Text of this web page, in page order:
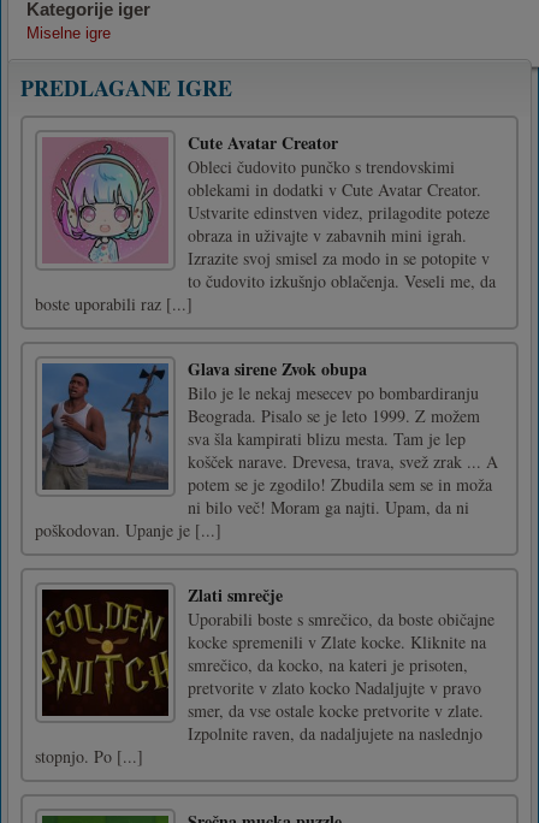
Kategorije iger
Miselne igre
PREDLAGANE IGRE
Cute Avatar Creator
Obleci čudovito punčko s trendovskimi
oblekami in dodatki v Cute Avatar Creator.
Ustvarite edinstven videz, prilagodite poteze
obraza in uživajte v zabavnih mini igrah.
Izrazite svoj smisel za modo in se potopite v
to čudovito izkušnjo oblačenja. Veseli me, da
boste uporabili raz [...]
Glava sirene Zvok obupa
Bilo je le nekaj mesecev po bombardiranju
Beograda. Pisalo se je leto 1999. Z možem
sva šla kampirati blizu mesta. Tam je lep
košček narave. Drevesa, trava, svež zrak ... A
potem se je zgodilo! Zbudila sem se in moža
ni bilo več! Moram ga najti. Upam, da ni
poškodovan. Upanje je [...]
Zlati smrečje
Uporabili boste s smrečico, da boste običajne
kocke spremenili v Zlate kocke. Kliknite na
smrečico, da kocko, na kateri je prisoten,
pretvorite v zlato kocko Nadaljujte v pravo
smer, da vse ostale kocke pretvorite v zlate.
Izpolnite raven, da nadaljujete na naslednjo
stopnjo. Po [...]